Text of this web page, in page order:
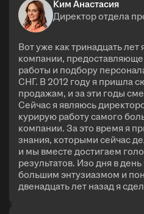
Ким Анастасия
Директор отдела
Вот уже как тринадцать
компании,
работы и подбору
СНГ. В 2012 году я пришла
продажам, и за эти годы
Сейчас я являюсь
курирую работу самого
компании. За это время я
знания, которыми сейчас
и мы вместе достигаем
результатов. Изо дня в
большим энтузиазмом и
двенадцать лет назад я